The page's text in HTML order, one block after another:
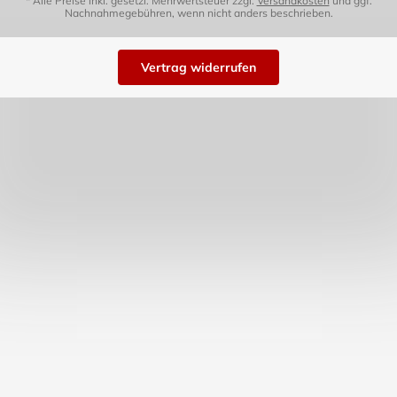
Nachnahmegebühren, wenn nicht anders beschrieben.
Vertrag widerrufen